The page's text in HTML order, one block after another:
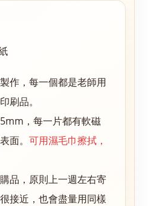
作，每一個都是老師用
刷品。
，每一片都有軟磁
面。 可用濕毛巾擦拭，
品，原則上一週左右寄
接近，也會盡量用同樣